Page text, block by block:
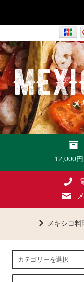
12,000
メキシコ